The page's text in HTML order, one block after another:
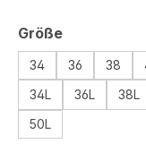
Größeauswählen
34 36 38
34L
36L 38L
50L